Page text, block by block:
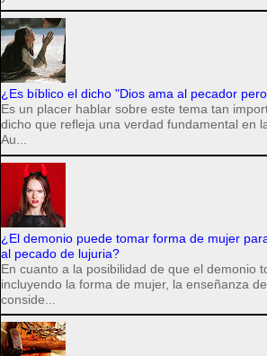
¿Es bíblico el dicho "Dios ama al pecador
Es un placer hablar sobre este tema tan
dicho que refleja una verdad fundamental en
Au...
¿El demonio puede tomar forma de mujer
al pecado de lujuria?
En cuanto a la posibilidad de que el demonio
incluyendo la forma de mujer, la enseñanza
conside...